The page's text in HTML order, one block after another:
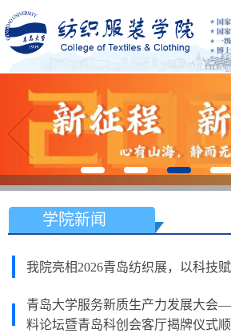
学院新闻
我院亮相2026青岛纺织展，以科技
青岛大学服务新质生产力发展大会
料论坛暨青岛科创会客厅揭牌仪式